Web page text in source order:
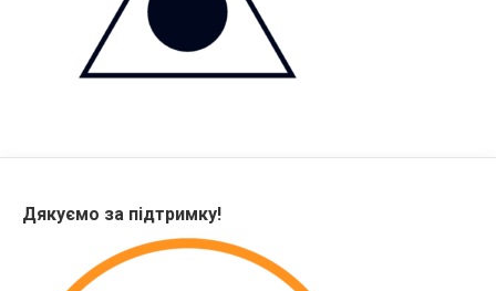
Дякуємо за підтримку!